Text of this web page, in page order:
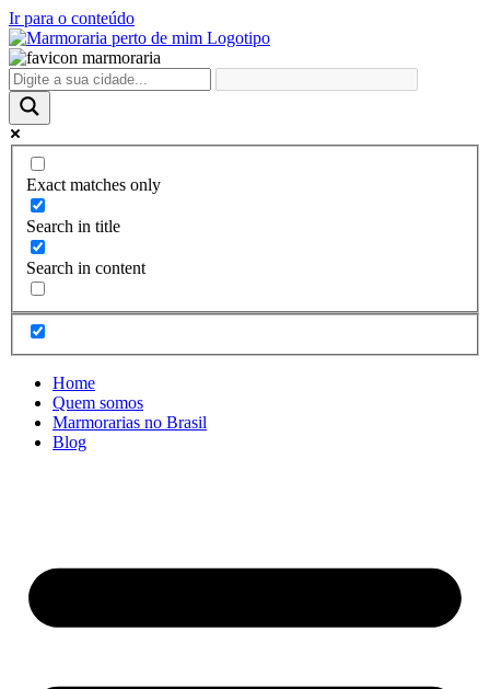
Ir para o conteúdo
Exact matches only
Search in title
Search in content
Home
Quem somos
Marmorarias no Brasil
Blog